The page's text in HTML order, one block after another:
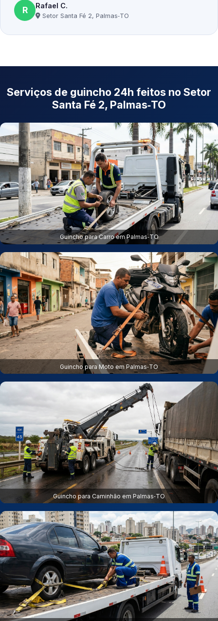
R Rafael C.
Setor Santa Fé 2, Palmas‑TO
Serviços de guincho 24h feitos no Setor
Santa Fé 2, Palmas‑TO
Guincho para Carro em Palmas‑TO
Guincho para Moto em Palmas‑TO
Guincho para Caminhão em Palmas‑TO